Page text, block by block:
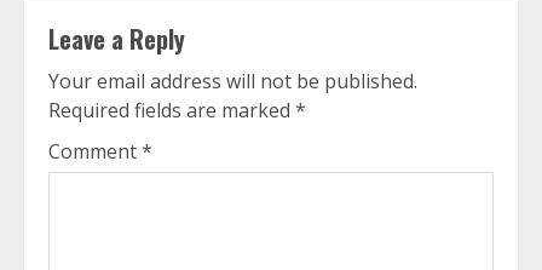
Leave a Reply
Your email address will not be published.
Required fields are marked *
Comment*